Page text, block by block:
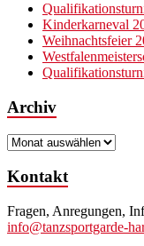
Kinderkarneval
Weihnachtsfeier
Archiv
Archiv
Kontakt
Fragen, Anregungen,
info@tanzsportgarde-